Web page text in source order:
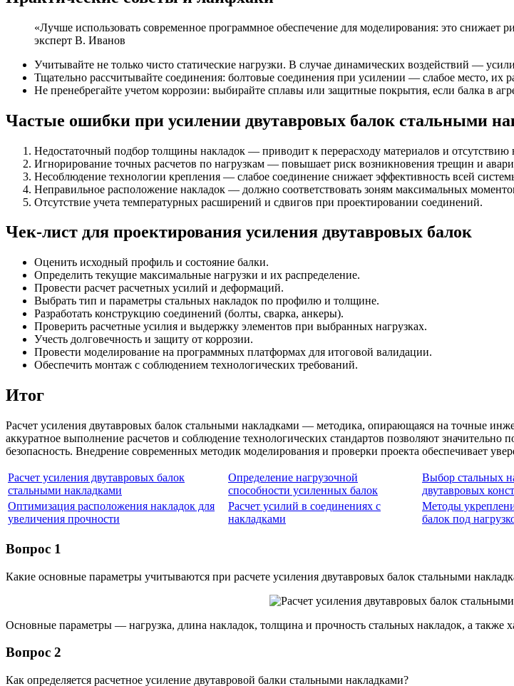
«Лучше использовать современное программное обеспечение для моделирования: это
эксперт В. Иванов
Учитывайте не только чисто статические нагрузки. В случае динамических воздействий —
Тщательно рассчитывайте соединения: болтовые соединения при усилении — слабое место, их
Не пренебрегайте учетом коррозии: выбирайте сплавы или защитные покрытия, если балка в
Частые ошибки при усилении двутавровых балок стальными
Недостаточный подбор толщины накладок — приводит к перерасходу материалов и отсутствию
Игнорирование точных расчетов по нагрузкам — повышает риск возникновения трещин и
Несоблюдение технологии крепления — слабое соединение снижает эффективность всей
Неправильное расположение накладок — должно соответствовать зоням максимальных
Отсутствие учета температурных расширений и сдвигов при проектировании соединений.
Чек-лист для проектирования усиления двутавровых балок
Оценить исходный профиль и состояние балки.
Определить текущие максимальные нагрузки и их распределение.
Провести расчет расчетных усилий и деформаций.
Выбрать тип и параметры стальных накладок по профилю и толщине.
Разработать конструкцию соединений (болты, сварка, анкеры).
Проверить расчетные усилия и выдержку элементов при выбранных нагрузках.
Учесть долговечность и защиту от коррозии.
Провести моделирование на программных платформах для итоговой валидации.
Обеспечить монтаж с соблюдением технологических требований.
Итог
Расчет усиления двутавровых балок стальными накладками — методика, опирающаяся на точные
аккуратное выполнение расчетов и соблюдение технологических стандартов позволяют
безопасность. Внедрение современных методик моделирования и проверки проекта обеспечивает
Расчет усиления двутавровых балок
стальными накладками
Определение нагрузочной
способности усиленных балок
Выбор стальных
двутавровых
Оптимизация расположения накладок для
увеличения прочности
Расчет усилий в соединениях с
накладками
Методы
балок под
Вопрос 1
Какие основные параметры учитываются при расчете усиления двутавровых балок стальными
Основные параметры — нагрузка, длина накладок, толщина и прочность стальных накладок, а также
Вопрос 2
Как определяется расчетное усиление двутавровой балки стальными накладками?